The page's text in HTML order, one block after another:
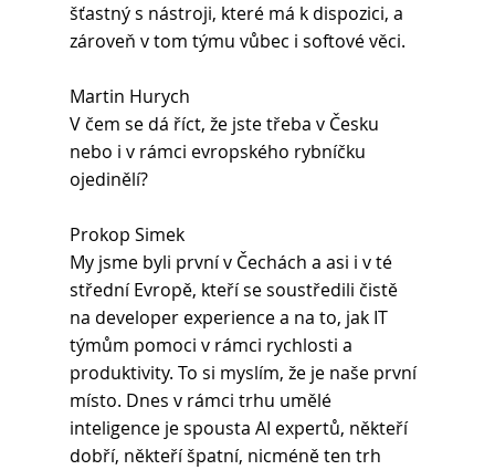
šťastný s nástroji, které má k dispozici, a
zároveň v tom týmu vůbec i softové věci.
Martin Hurych
V čem se dá říct, že jste třeba v Česku
nebo i v rámci evropského rybníčku
ojedinělí?
Prokop Simek
My jsme byli první v Čechách a asi i v té
střední Evropě, kteří se soustředili čistě
na developer experience a na to, jak IT
týmům pomoci v rámci rychlosti a
produktivity. To si myslím, že je naše první
místo. Dnes v rámci trhu umělé
inteligence je spousta AI expertů, někteří
dobří, někteří špatní, nicméně ten trh